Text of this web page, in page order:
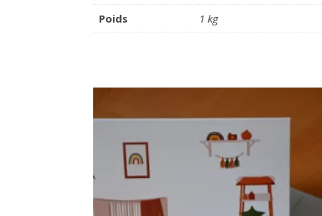
Poids 1 kg